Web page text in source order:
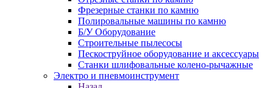
Фрезерные станки по камню
Полировальные машины по камню
Б/У Оборудование
Строительные пылесосы
Пескоструйное оборудование и аксессуары
Станки шлифовальные колено-рычажные
Электро и пневмоинструмент